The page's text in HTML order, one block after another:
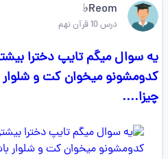
Reom♭
درس 10 قرآن نهم
یه سوال میگم تایپ دخترا
کدومشونو میخوان کت و شلوار
چیزا....